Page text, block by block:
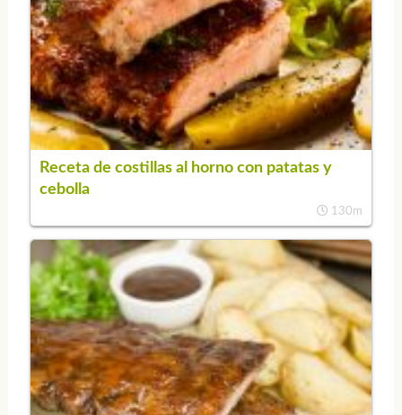
Receta de costillas al horno con patatas y
cebolla
130m